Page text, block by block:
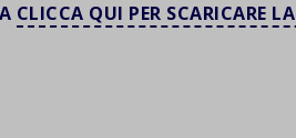
CLICCA QUI PER SCARICARE LA